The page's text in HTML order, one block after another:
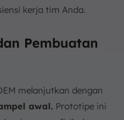
kerja tim Anda.
Pembuatan
melanjutkan dengan
awal. Prototipe ini